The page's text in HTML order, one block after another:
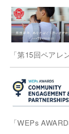
「第15回ペア
「WEPs